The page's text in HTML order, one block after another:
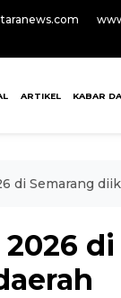
ARTIKEL KABAR
di Semarang